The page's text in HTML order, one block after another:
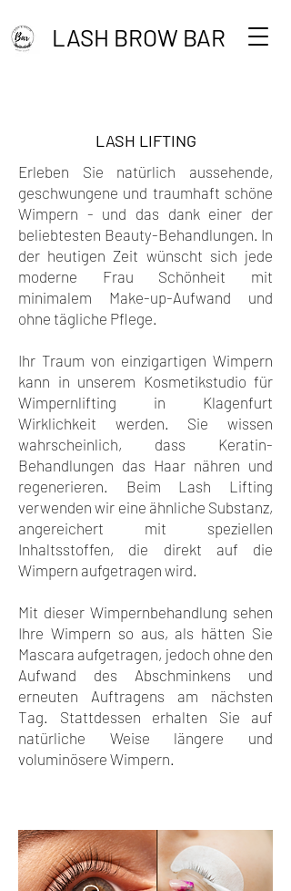
LASH BROW BAR
LASH LIFTING
Erleben Sie natürlich aussehende,
geschwungene und traumhaft schöne
Wimpern - und das dank einer der
beliebtesten Beauty-Behandlungen. In
der heutigen Zeit wünscht sich jede
moderne Frau Schönheit mit
minimalem Make-up-Aufwand und
ohne tägliche Pflege.
Ihr Traum von einzigartigen Wimpern
kann in unserem Kosmetikstudio für
Wimpernlifting in Klagenfurt
Wirklichkeit werden. Sie wissen
wahrscheinlich, dass Keratin-
Behandlungen das Haar nähren und
regenerieren. Beim Lash Lifting
verwenden wir eine ähnliche Substanz,
angereichert mit speziellen
Inhaltsstoffen, die direkt auf die
Wimpern aufgetragen wird.
Mit dieser Wimpernbehandlung sehen
Ihre Wimpern so aus, als hätten Sie
Mascara aufgetragen, jedoch ohne den
Aufwand des Abschminkens und
erneuten Auftragens am nächsten
Tag. Stattdessen erhalten Sie auf
natürliche Weise längere und
voluminösere Wimpern.